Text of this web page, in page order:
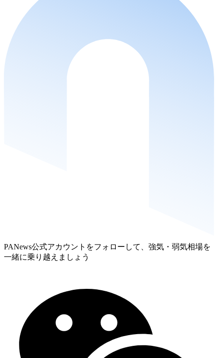
PANews公式アカウントをフォローして、強気・弱気相場を
一緒に乗り越えましょう